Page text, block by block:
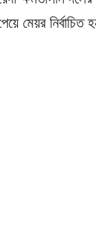
মেয়র নির্বাচিত